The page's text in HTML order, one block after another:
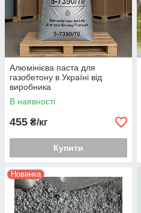
Алюмінієва паста для
газобетону в Україні від
виробника
В наявності
455 ₴/кг
Купити
Новинка